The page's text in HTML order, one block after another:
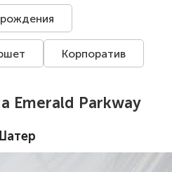
Корпоратив
Emerald Parkway